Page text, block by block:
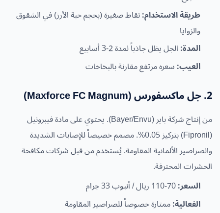
طريقة الاستخدام:نقاط صغيرة (بحجم حبة الأرز) في الشقوق
والزوايا
المدة:الجل يظل جاذباً لمدة 2-3 أسابيع
العيب:سعره مرتفع مقارنة بالبخاخات
2. جل ماكسفورس (Maxforce FC Magnum)
من إنتاج شركة باير (Bayer/Envu). يحتوي على مادة فيبرونيل
(Fipronil) بتركيز 0.05%. مصمم خصيصاً للإصابات الشديدة
والصراصير الألمانية المقاومة. يُستخدم من قبل شركات مكافحة
الحشرات المحترفة.
السعر:
الفعالية:ممتازة خصوصاً للصراصير المقاومة